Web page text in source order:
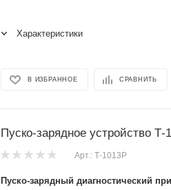
Характеристики
В ИЗБРАННОЕ СРАВНИТЬ
Пуско-зарядное устройство Т-
Арт.: Т-1013Р
Пуско-зарядный диагностический